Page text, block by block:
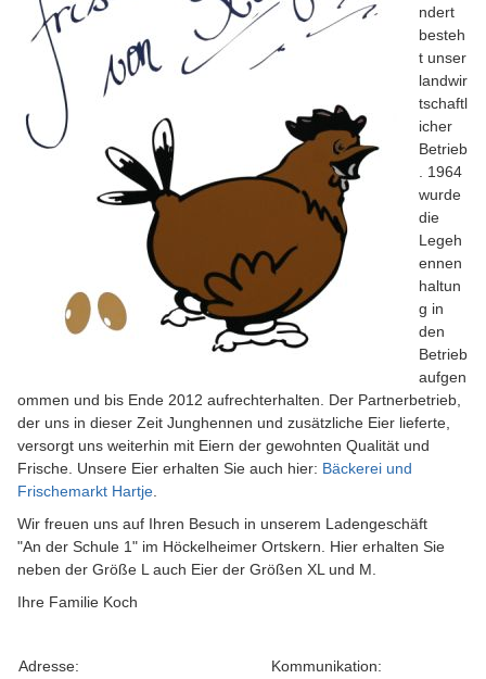
ndert
besteh
t unser
landwir
tschaftl
icher
Betrieb
. 1964
wurde
die
Legeh
ennen
haltun
g in
den
Betrieb
aufgen
ommen und bis Ende 2012 aufrechterhalten. Der Partnerbetrieb,
der uns in dieser Zeit Junghennen und zusätzliche Eier lieferte,
versorgt uns weiterhin mit Eiern der gewohnten Qualität und
Frische. Unsere Eier erhalten Sie auch hier: Bäckerei und
Frischemarkt Hartje
Wir freuen uns auf Ihren Besuch in unserem Ladengeschäft
"An der Schule 1" im Höckelheimer Ortskern. Hier erhalten Sie
neben der Größe L auch Eier der Größen XL und M.
Ihre Familie Koch
Adresse:
Kommunikation: